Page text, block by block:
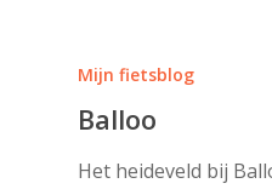
Mijn fietsblog
Balloo
Het heideveld bij